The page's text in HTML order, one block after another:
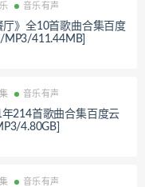
音乐有声
》全10首歌曲合集百度
MP3/411.44MB]
音乐有声
214首歌曲合集百度云
4.80GB]
音乐有声